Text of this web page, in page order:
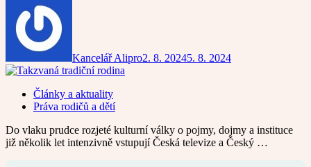
Kancelář Alipro2. 8. 20245. 8. 2024
Články a aktuality
Práva rodičů a dětí
Do vlaku prudce rozjeté kulturní války o pojmy, dojmy a instituce
již několik let intenzivně vstupují Česká televize a Český …